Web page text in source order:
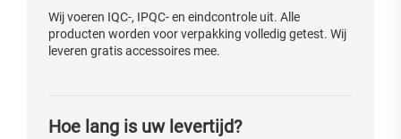
Wij voeren IQC-, IPQC- en eindcontrole uit. Alle
producten worden voor verpakking volledig getest. Wij
leveren gratis accessoires mee.
Hoe lang is uw levertijd?